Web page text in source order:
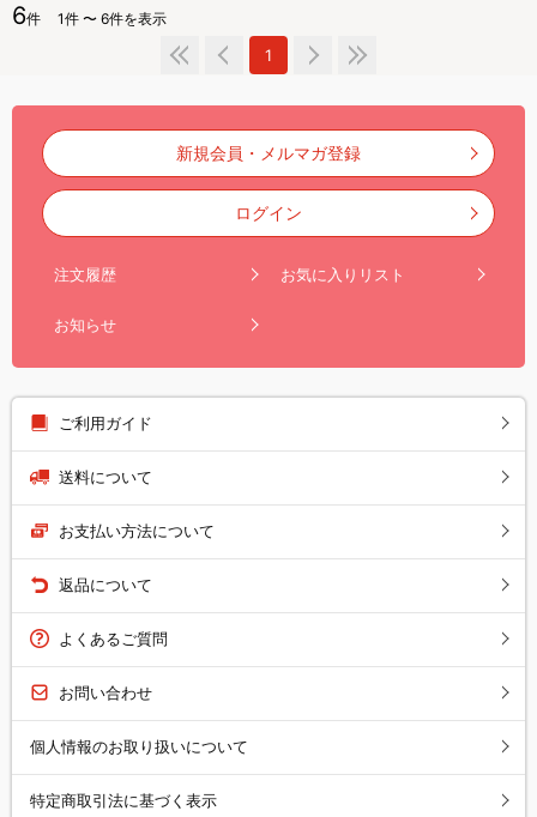
6件 1件 〜 6件を表示
1
新規会員・メルマガ登録
ログイン
注文履歴 お気に入りリスト
お知らせ
ご利用ガイド
送料について
お支払い方法について
返品について
よくあるご質問
お問い合わせ
個人情報のお取り扱いについて
特定商取引法に基づく表示